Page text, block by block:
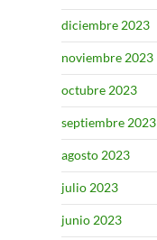
diciembre 2023
noviembre 2023
octubre 2023
septiembre 2023
agosto 2023
julio 2023
junio 2023